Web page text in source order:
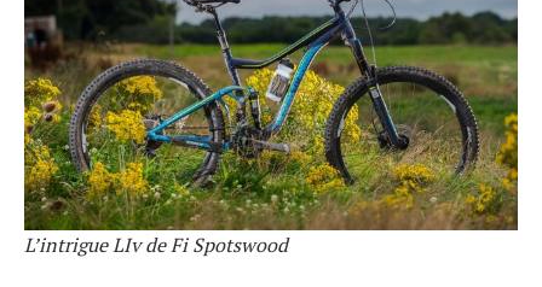
L’intrigue LIv de Fi Spotswood